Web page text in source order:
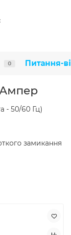
0 Питання-
- 50/60 Гц)
замикання